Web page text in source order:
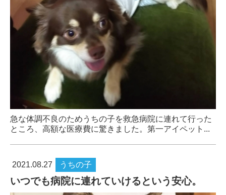
急な体調不良のためうちの子を救急病院に連れて行った
ところ、高額な医療費に驚きました。第一アイペット...
2021.08.27 うちの子
いつでも病院に連れていけるという安心。